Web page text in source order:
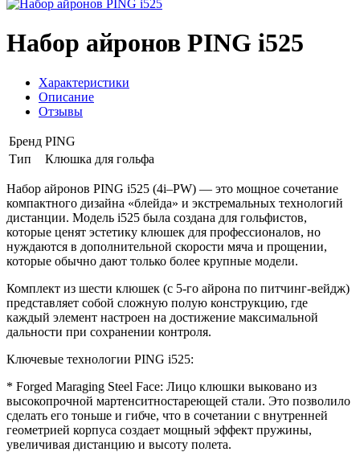
Набор айронов PING i525
Характеристики
Описание
Отзывы
Бренд PING
Тип
Клюшка для гольфа
Набор айронов PING i525 (4i–PW) — это мощное сочетание
компактного дизайна «блейда» и экстремальных технологий
дистанции. Модель i525 была создана для гольфистов,
которые ценят эстетику клюшек для профессионалов, но
нуждаются в дополнительной скорости мяча и прощении,
которые обычно дают только более крупные модели.
Комплект из шести клюшек (с 5-го айрона по питчинг-вейдж)
представляет собой сложную полую конструкцию, где
каждый элемент настроен на достижение максимальной
дальности при сохранении контроля.
Ключевые технологии PING i525:
* Forged Maraging Steel Face: Лицо клюшки выковано из
высокопрочной мартенситностареющей стали. Это позволило
сделать его тоньше и гибче, что в сочетании с внутренней
геометрией корпуса создает мощный эффект пружины,
увеличивая дистанцию и высоту полета.